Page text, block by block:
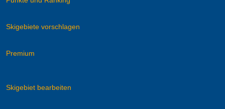
Skigebiete vorschlagen
Premium
Skigebiet bearbeiten